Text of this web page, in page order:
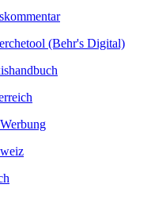
(Behr's Digital)